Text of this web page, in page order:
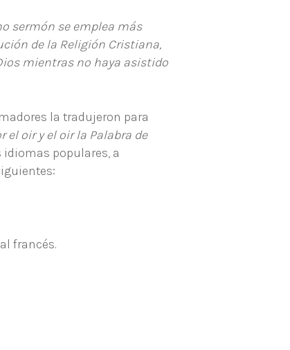
sermón se emplea más
de la Religión Cristiana,
mientras no haya asistido
la tradujeron para
el oir y el oir la Palabra de
populares, a
francés.